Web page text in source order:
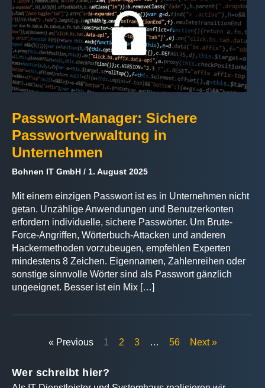
Passwort-Manager: Sichere
Passwortverwaltung in
Unternehmen
Bohnen IT GmbH 1. August 2025
Mit einem einzigen Passwort ist es in Unternehmen nicht
getan. Unzählige Anwendungen und Benutzerkonten
erfordern individuelle, sichere Passwörter. Um Brute-
Force-Angriffen, Wörterbuch-Attacken und anderen
Hackermethoden vorzubeugen, empfehlen Experten
mindestens 8 Zeichen. Eigennamen, Zahlenreihen oder
sonstige sinnvolle Wörter sind als Passwort gänzlich
ungeeignet. Besser ist ein Mix […]
« Previous 1 2 3 … 56 Next »
Wer schreibt hier?